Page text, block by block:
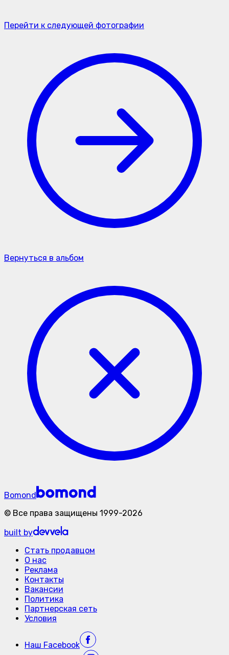
Перейти к следующей фотографии
Вернуться в альбом
Bomond
© Все права защищены 1999-2026
built by
Стать продавцом
О нас
Реклама
Контакты
Вакансии
Политика
Партнерская сеть
Условия
Наш Facebook